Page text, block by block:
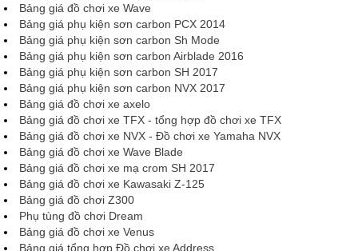
Bảng giá đồ chơi xe Wave
Bảng giá phụ kiện sơn carbon PCX 2014
Bảng giá phụ kiện sơn carbon Sh Mode
Bảng giá phụ kiện sơn carbon Airblade 2016
Bảng giá phụ kiện sơn carbon SH 2017
Bảng giá phụ kiện sơn carbon NVX 2017
Bảng giá đồ chơi xe axelo
Bảng giá đồ chơi xe TFX - tổng hợp đồ chơi xe TFX
Bảng giá đồ chơi xe NVX - Đồ chơi xe Yamaha NVX
Bảng giá đồ chơi xe Wave Blade
Bảng giá đồ chơi xe mạ crom SH 2017
Bảng giá đồ chơi xe Kawasaki Z-125
Bảng giá đồ chơi Z300
Phụ tùng đồ chơi Dream
Bảng giá đồ chơi xe Venus
Bảng giá tổng hợp Đồ chơi xe Address